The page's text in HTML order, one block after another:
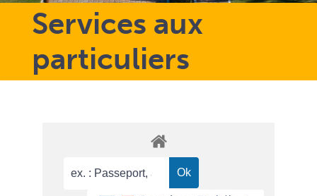
Services aux
particuliers